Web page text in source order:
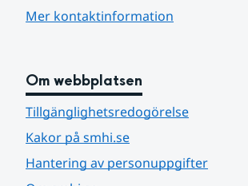
Mer kontaktinformation
Om webbplatsen
Tillgänglighetsredogörelse
Kakor på smhi.se
Hantering av personuppgifter